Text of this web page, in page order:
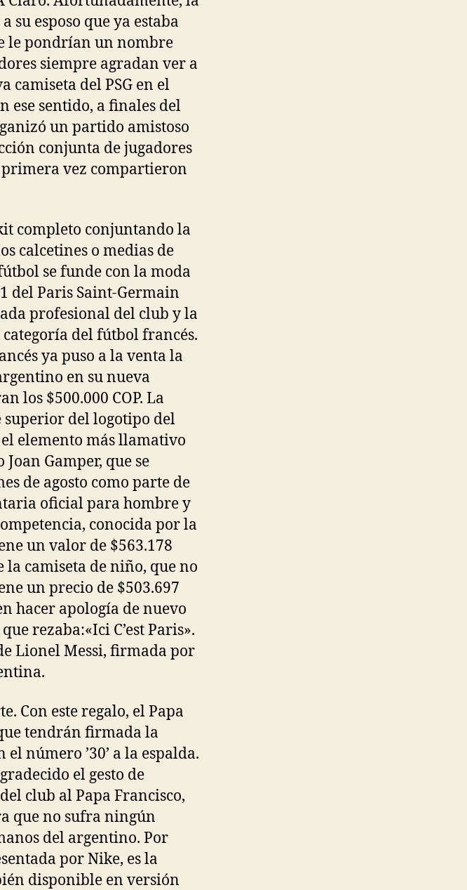
su esposo que ya estaba
le pondrían un nombre
siempre agradan ver a
camiseta del PSG en el
ese sentido, a finales del
un partido amistoso
conjunta de jugadores
vez compartieron
completo conjuntando la
calcetines o medias de
se funde con la moda
del Paris Saint-Germain
profesional del club y la
del fútbol francés.
ya puso a la venta la
en su nueva
los $500.000 COP. La
superior del logotipo del
elemento más llamativo
Gamper, que se
de agosto como parte de
oficial para hombre y
conocida por la
un valor de $563.178
camiseta de niño, que no
un precio de $503.697
hacer apología de nuevo
rezaba:«Ici C’est Paris».
Lionel Messi, firmada por
Con este regalo, el Papa
tendrán firmada la
el número ’30’ a la espalda.
el gesto de
club al Papa Francisco,
que no sufra ningún
del argentino. Por
por Nike, es la
disponible en versión